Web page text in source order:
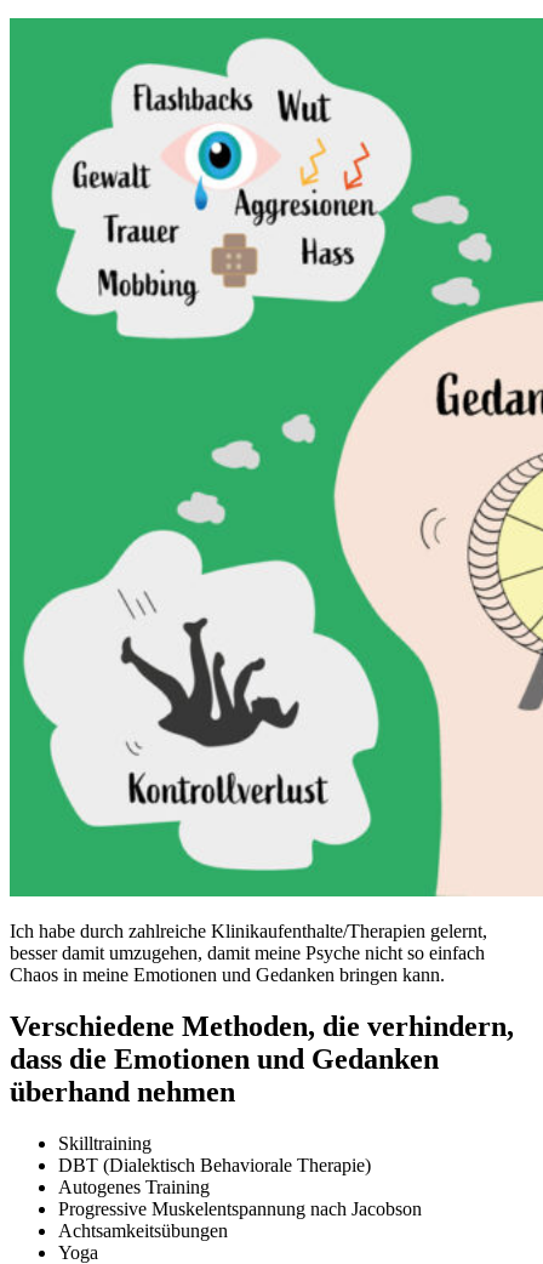
Ich habe durch zahlreiche Klinikaufenthalte/Therapien gelernt,
besser damit umzugehen, damit meine Psyche nicht so einfach
Chaos in meine Emotionen und Gedanken bringen kann.
Verschiedene Methoden, die verhindern,
dass die Emotionen und Gedanken
überhand nehmen
Skilltraining
DBT (Dialektisch Behaviorale Therapie)
Autogenes Training
Progressive Muskelentspannung nach Jacobson
Achtsamkeitsübungen
Yoga